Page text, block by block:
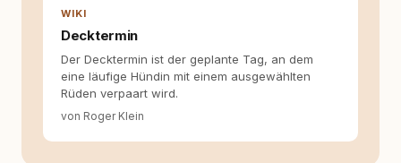
WIKI
Decktermin
Der Decktermin ist der geplante Tag, an dem
eine läufige Hündin mit einem ausgewählten
Rüden verpaart wird.
von Roger Klein